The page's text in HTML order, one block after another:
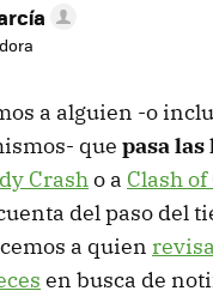
a alguien -o
que pasa las
Crasho a Clash of
del paso del
a quien
en busca de